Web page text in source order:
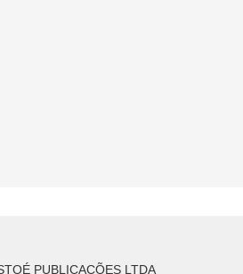
PUBLICAÇÕES LTDA